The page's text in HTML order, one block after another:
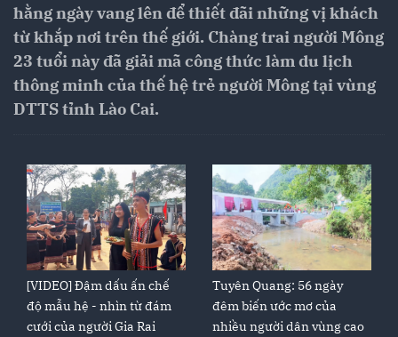
hằng ngày vang lên để thiết đãi những vị khách
từ khắp nơi trên thế giới. Chàng trai người Mông
23 tuổi này đã giải mã công thức làm du lịch
thông minh của thế hệ trẻ người Mông tại vùng
DTTS tỉnh Lào Cai.
[VIDEO] Đậm dấu ấn chế
độ mẫu hệ - nhìn từ đám
cưới của người Gia Rai
Tuyên Quang: 56 ngày
đêm biến ước mơ của
nhiều người dân vùng cao